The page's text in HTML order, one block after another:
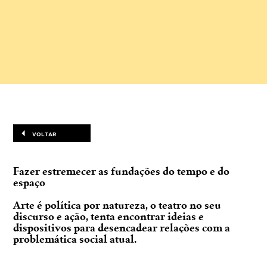
VOLTAR
Fazer estremecer as fundações do tempo e do
espaço
Arte é política por natureza, o teatro no seu
discurso e ação, tenta encontrar ideias e
dispositivos para desencadear relações com a
problemática social atual.